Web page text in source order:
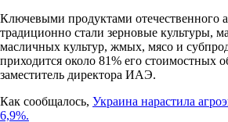
Ключевыми продуктами отечественного
традиционно стали зерновые культуры,
масличных культур, жмых, мясо и
приходится около 81% его стоимостных
заместитель директора ИАЭ.
Как сообщалось, Украина нарастила
6,9%.